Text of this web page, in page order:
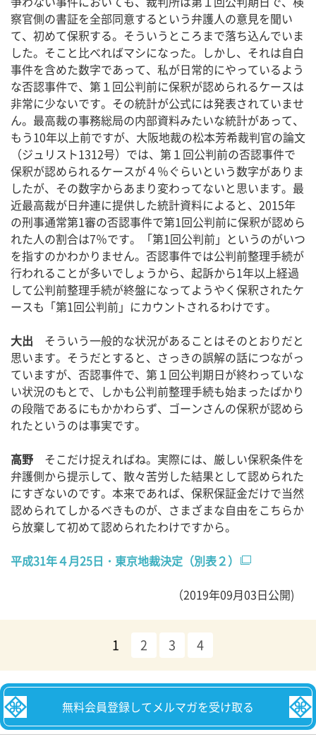
察官側の書証を全部同意するという弁護人の意見を聞い
て、初めて保釈する。そういうところまで落ち込んでいま
した。そこと比べればマシになった。しかし、それは自白
事件を含めた数字であって、私が日常的にやっているよう
な否認事件で、第１回公判前に保釈が認められるケースは
非常に少ないです。その統計が公式には発表されていませ
ん。最高裁の事務総局の内部資料みたいな統計があって、
もう10年以上前ですが、大阪地裁の松本芳希裁判官の論文
（ジュリスト1312号）では、第１回公判前の否認事件で
保釈が認められるケースが４％ぐらいという数字がありま
したが、その数字からあまり変わってないと思います。最
近最高裁が日弁連に提供した統計資料によると、2015年
の刑事通常第1審の否認事件で第1回公判前に保釈が認めら
れた人の割合は7％です。「第1回公判前」というのがいつ
を指すのかわかりません。否認事件では公判前整理手続が
行われることが多いでしょうから、起訴から1年以上経過
して公判前整理手続が終盤になってようやく保釈されたケ
ースも「第1回公判前」にカウントされるわけです。
大出 そういう一般的な状況があることはそのとおりだと
思います。そうだとすると、さっきの誤解の話につながっ
ていますが、否認事件で、第１回公判期日が終わっていな
い状況のもとで、しかも公判前整理手続も始まったばかり
の段階であるにもかかわらず、ゴーンさんの保釈が認めら
れたというのは事実です。
高野 そこだけ捉えればね。実際には、厳しい保釈条件を
弁護側から提示して、散々苦労した結果として認められた
にすぎないのです。本来であれば、保釈保証金だけで当然
認められてしかるべきものが、さまざまな自由をこちらか
ら放棄して初めて認められたわけですから。
平成31年４月25日・東京地裁決定（別表２）
（2019年09月03日公開)
1 2 3 4
無料会員登録してメルマガを受け取る